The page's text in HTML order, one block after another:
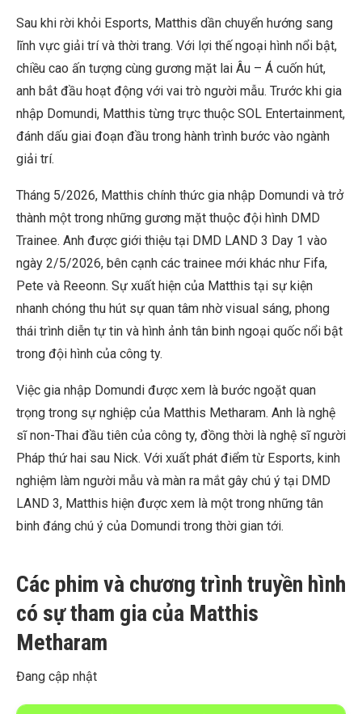
Sau khi rời khỏi Esports, Matthis dần chuyển hướng sang
lĩnh vực giải trí và thời trang. Với lợi thế ngoại hình nổi bật,
chiều cao ấn tượng cùng gương mặt lai Âu – Á cuốn hút,
anh bắt đầu hoạt động với vai trò người mẫu. Trước khi gia
nhập Domundi, Matthis từng trực thuộc SOL Entertainment,
đánh dấu giai đoạn đầu trong hành trình bước vào ngành
giải trí.
Tháng 5/2026, Matthis chính thức gia nhập Domundi và trở
thành một trong những gương mặt thuộc đội hình DMD
Trainee. Anh được giới thiệu tại DMD LAND 3 Day 1 vào
ngày 2/5/2026, bên cạnh các trainee mới khác như Fifa,
Pete và Reeonn. Sự xuất hiện của Matthis tại sự kiện
nhanh chóng thu hút sự quan tâm nhờ visual sáng, phong
thái trình diễn tự tin và hình ảnh tân binh ngoại quốc nổi bật
trong đội hình của công ty.
Việc gia nhập Domundi được xem là bước ngoặt quan
trọng trong sự nghiệp của Matthis Metharam. Anh là nghệ
sĩ non-Thai đầu tiên của công ty, đồng thời là nghệ sĩ người
Pháp thứ hai sau Nick. Với xuất phát điểm từ Esports, kinh
nghiệm làm người mẫu và màn ra mắt gây chú ý tại DMD
LAND 3, Matthis hiện được xem là một trong những tân
binh đáng chú ý của Domundi trong thời gian tới.
Các phim và chương trình truyền hình
có sự tham gia của Matthis
Metharam
Đang cập nhật